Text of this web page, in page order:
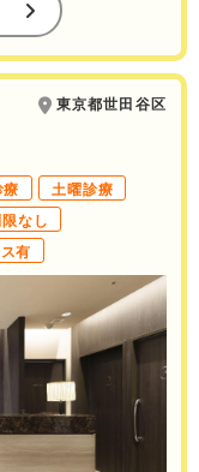
東京都世田谷区
療
土曜診療
なし
有